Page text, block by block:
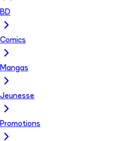
BD
Comics
Mangas
Jeunesse
Promotions